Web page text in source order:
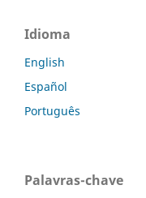
Idioma
English
Español
Português
Palavras-chave